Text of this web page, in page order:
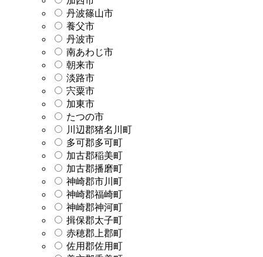
丹波篠山市
養父市
丹波市
南あわじ市
朝来市
淡路市
宍粟市
加東市
たつの市
川辺郡猪名川町
多可郡多可町
加古郡稲美町
加古郡播磨町
神崎郡市川町
神崎郡福崎町
神崎郡神河町
揖保郡太子町
赤穂郡上郡町
佐用郡佐用町